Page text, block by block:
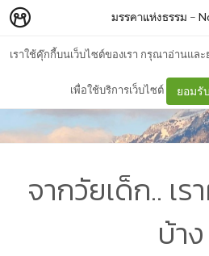
เราใช้คุ๊กกี้บนเว็บไซต์ของเรา กรุณาอ่านแล
เพื่อใช้บริการเว็บไซต์ ยอมรับ
มรรคาแห่งธรรม –
จากวัยเด็ก.. เร
บ้าง